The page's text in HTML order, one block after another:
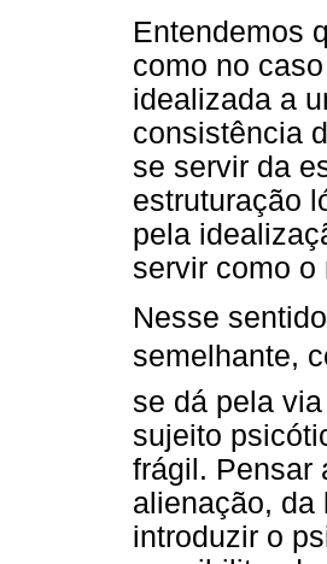
Entendemos
como no
idealizada a
consistência
se servir da
estruturação
pela
servir como o
Nesse
semelhante,
se dá pela
sujeito
frágil. Pensar
alienação, da
introduzir o